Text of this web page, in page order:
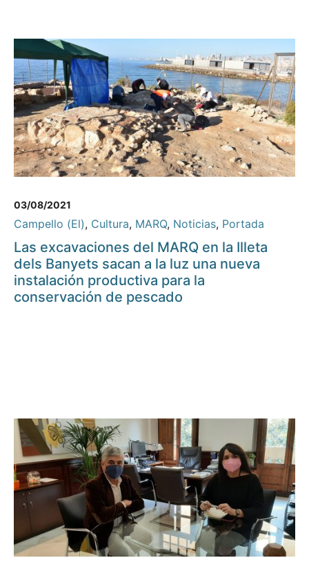
03/08/2021
Campello (El), Cultura, MARQ, Noticias, Portada
Las excavaciones del MARQ en la Illeta
dels Banyets sacan a la luz una nueva
instalación productiva para la
conservación de pescado